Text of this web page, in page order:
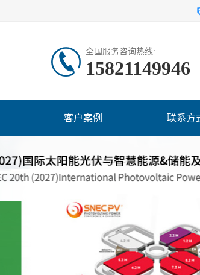
全国服务咨询热线:
15821149946
客户案例 联系方